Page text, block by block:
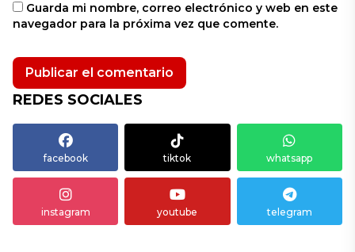
Guarda mi nombre, correo electrónico y web en este
navegador para la próxima vez que comente.
REDES SOCIALES
facebook tiktok whatsapp
instagram youtube telegram